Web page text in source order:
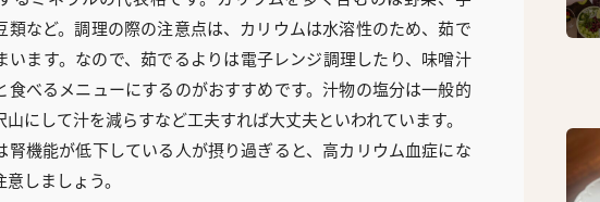
類など。調理の際の注意点は、カリウムは水溶性のため、茹で
います。なので、茹でるよりは電子レンジ調理したり、味噌汁
食べるメニューにするのがおすすめです。汁物の塩分は一般的
にして汁を減らすなど工夫すれば大丈夫といわれています。
腎機能が低下している人が摂り過ぎると、高カリウム血症にな
しましょう。